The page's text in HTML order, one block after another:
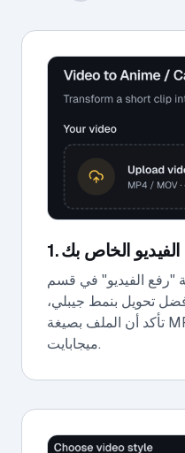
الفيديو الخاص بك
"رفع الفيديو" في قسم
تحويل بنمط جيبلي،
تأكد أن الملف بصيغة MP4 أو MOV وأقل من 10
ميجابايت.